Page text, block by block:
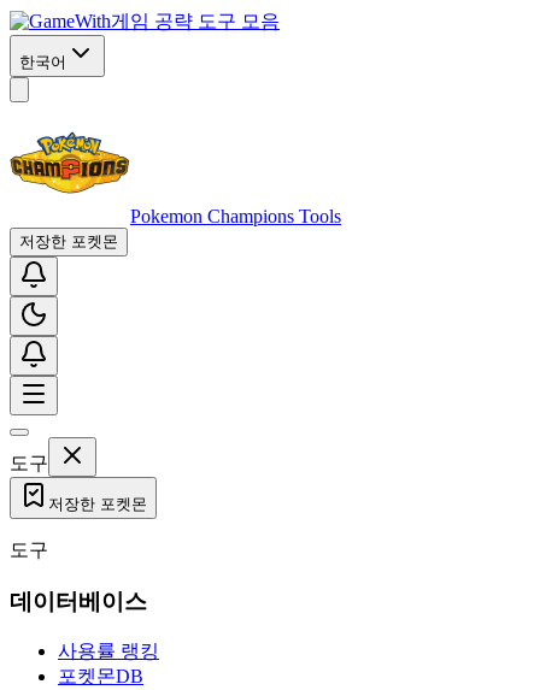
게임 공략 도구 모음
한국어
Pokemon Champions Tools
저장한 포켓몬
도구
저장한 포켓몬
도구
데이터베이스
사용률 랭킹
포켓몬DB